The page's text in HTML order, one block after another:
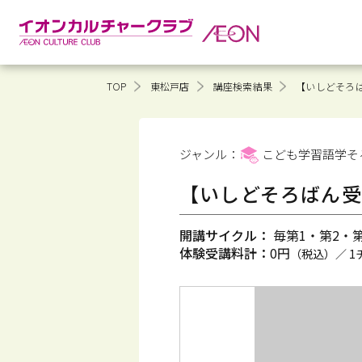
TOP 東松戸店 講座検索結果 【いしどそ
ジャンル： こども学習語学
【いしどそろばん
開講サイクル： 毎第1・第2・
体験受講料計： 0円 （税込）／